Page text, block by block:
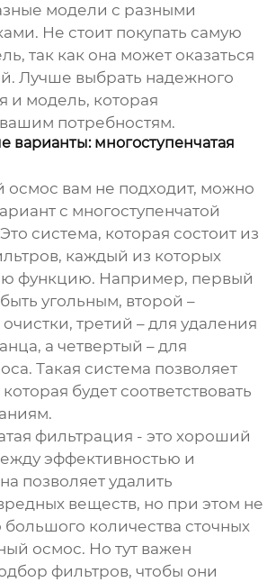
модели с разными
Не стоит покупать самую
так как она может оказаться
Лучше выбрать надежного
и модель, которая
вашим потребностям.
варианты: многоступенчатая
осмос вам не подходит, можно
с многоступенчатой
система, которая состоит из
каждый из которых
функцию. Например, первый
угольным, второй –
третий – для удаления
а четвертый – для
Такая система позволяет
будет соответствовать
фильтрация - это хороший
эффективностью и
позволяет удалить
веществ, но при этом не
большого количества сточных
осмос. Но тут важен
фильтров, чтобы они